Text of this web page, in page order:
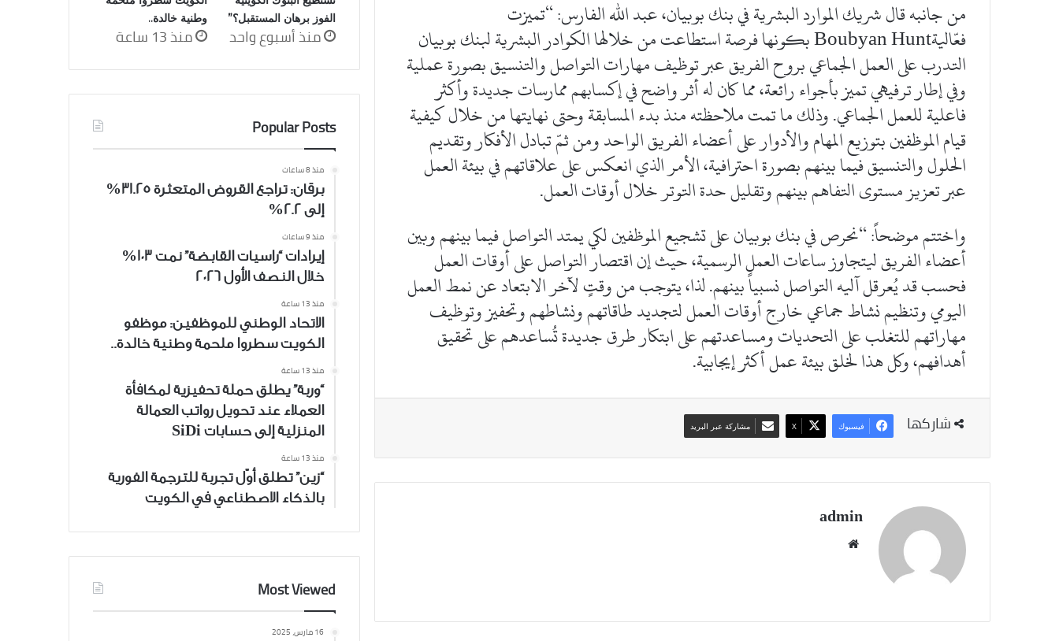
من جانبه قال شريك الموارد البشرية في بنك بوبيان، عبد الله الفارس: “تميزت
فعّاليةBoubyan Hunt بكونها فرصة استطاعت من خلالها الكوادر البشرية لبنك بوبيان
التدرب على العمل الجماعي بروح الفريق عبر توظيف مهارات التواصل والتنسيق بصورة عملية
وفي إطار ترفيهي تميز بأجواء رائعة، مما كان له أثر واضح في إكسابهم ممارسات جديدة وأكثر
فاعلية للعمل الجماعي. وذلك ما تمت ملاحظته منذ بدء المسابقة وحتى نهايتها من خلال كيفية
قيام الموظفين بتوزيع المهام والأدوار على أعضاء الفريق الواحد ومن ثمّ تبادل الأفكار وتقديم
الحلول والتنسيق فيما بينهم بصورة احترافية، الأمر الذي انعكس على علاقاتهم في بيئة العمل
عبر تعزيز مستوى التفاهم بينهم وتقليل حدة التوتر خلال أوقات العمل.
واختتم موضحاً: “نحرص في بنك بوبيان على تشجيع الموظفين لكي يمتد التواصل فيما بينهم وبين
أعضاء الفريق ليتجاوز ساعات العمل الرسمية، حيث إن اقتصار التواصل على أوقات العمل
فحسب قد يُعرقل آليه التواصل نسبياً بينهم. لذا، يتوجب من وقتٍ لآخر الابتعاد عن نمط العمل
اليومي وتنظيم نشاط جماعي خارج أوقات العمل لتجديد طاقاتهم ونشاطهم وتحفيز وتوظيف
مهاراتهم للتغلب على التحديات ومساعدتهم على ابتكار طرق جديدة تُساعدهم على تحقيق
أهدافهم، وكل هذا لخلق بيئة عمل أكثر إيجابية.
شاركها فيسبوك ‫X مشاركة عبر البريد
admin
الفوز برهان المستقبل؟”
منذ أسبوع واحد
وطنية خالدة..
منذ 13 ساعة
Popular Posts
منذ 8 ساعات
برقان: تراجع القروض المتعثرة 31.25%
إلى 2.2%
منذ 9 ساعات
إيرادات “راسيات القابضة” نمت 103%
خلال النصف الأول 2026
منذ 13 ساعة
الاتحاد الوطني للموظفين: موظفو
الكويت سطروا ملحمة وطنية خالدة..
منذ 13 ساعة
“وربة” يطلق حملة تحفيزية لمكافأة
العملاء عند تحويل رواتب العمالة
المنزلية إلى حسابات SiDi
منذ 13 ساعة
“زين” تطلق أوّل تجربة للترجمة الفورية
بالذكاء الاصطناعي في الكويت
Most Viewed
16 مارس، 2025